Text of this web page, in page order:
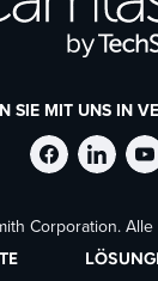
SIE MIT UNS IN
aufauf
Corporation.